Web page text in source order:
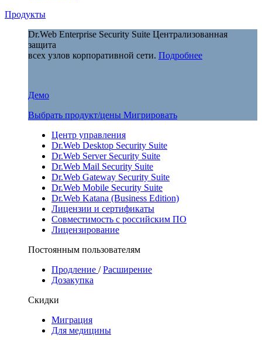
Продукты
Dr.Web Enterprise Security Suite Централизованная
защита
всех узлов корпоративной сети. Подробнее
Демо
Выбрать продукт/цены Мигрировать
Центр управления
Dr.Web Desktop Security Suite
Dr.Web Server Security Suite
Dr.Web Mail Security Suite
Dr.Web Gateway Security Suite
Dr.Web Mobile Security Suite
Dr.Web Katana (Business Edition)
Лицензии и сертификаты
Совместимость с российским ПО
Лицензирование
Постоянным пользователям
Продление /Расширение
Дозакупка
Скидки
Миграция
Для медицины